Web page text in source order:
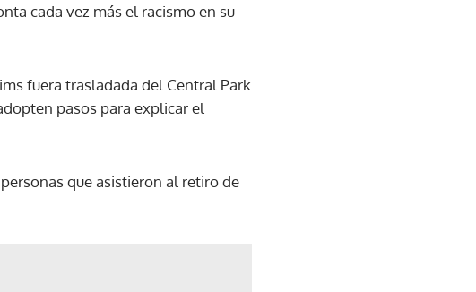
cada vez más el racismo en su
fuera trasladada del Central Park
pasos para explicar el
que asistieron al retiro de